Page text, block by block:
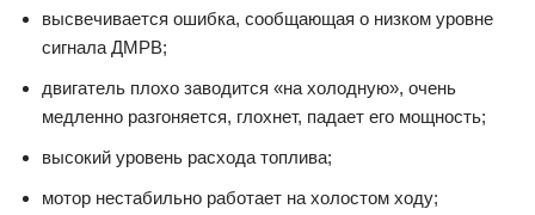
высвечивается ошибка, сообщающая о низком уровне
сигнала ДМРВ;
двигатель плохо заводится «на холодную», очень
медленно разгоняется, глохнет, падает его мощность;
высокий уровень расхода топлива;
мотор нестабильно работает на холостом ходу;